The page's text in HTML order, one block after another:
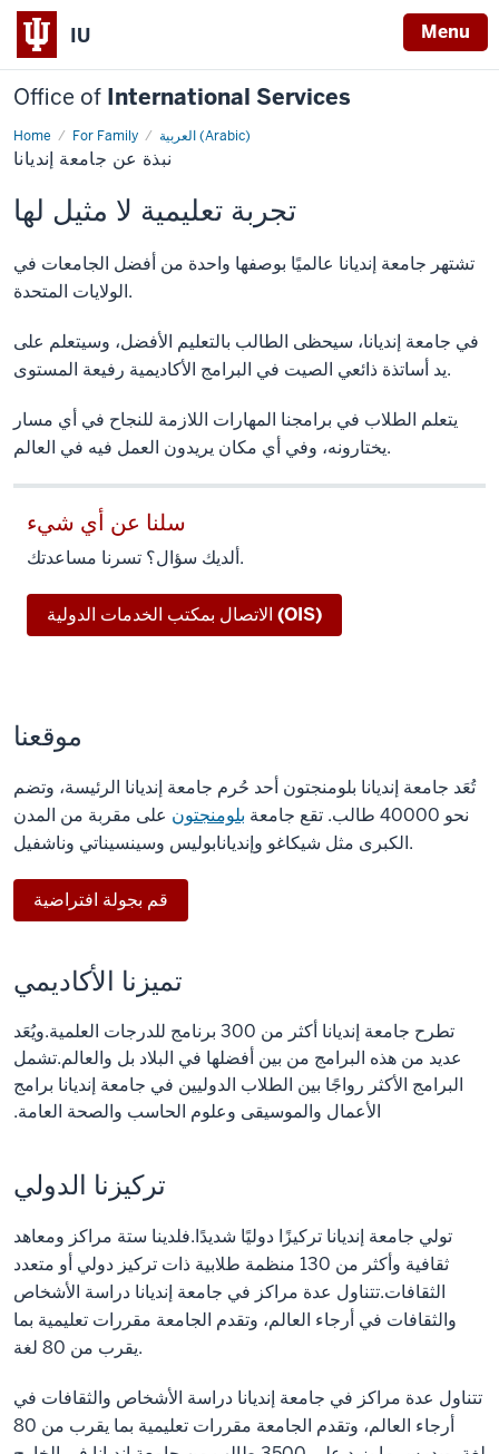
IU Menu
Office of International Services
Home For Family
العربية (Arabic)
نبذة
عن
إنديانا
نبذة عن جامعة إنديانا
تجربة تعليمية لا مثيل لها
تشتهر جامعة إنديانا عالميًا بوصفها واحدة من أفضل الجامعات في
الولايات المتحدة.
في جامعة إنديانا، سيحظى الطالب بالتعليم الأفضل، وسيتعلم على
يد أساتذة ذائعي الصيت في البرامج الأكاديمية رفيعة المستوى.
يتعلم الطلاب في برامجنا المهارات اللازمة للنجاح في أي مسار
يختارونه، وفي أي مكان يريدون العمل فيه في العالم.
سلنا عن أي شيء
ألديك سؤال؟ تسرنا مساعدتك.
الاتصال بمكتب الخدمات الدولية (OIS)
موقعنا
تُعَد جامعة إنديانا بلومنجتون أحد حُرم جامعة إنديانا الرئيسة، وتضم
نحو 40000 طالب. تقع جامعة
بلومنجتون على مقربة من المدن
الكبرى مثل شيكاغو وإنديانابوليس وسينسيناتي وناشفيل.
قم بجولة افتراضية
تميزنا الأكاديمي
تطرح جامعة إنديانا أكثر من 300 برنامج للدرجات العلمية.ويُعَد
عديد من هذه البرامج من بين أفضلها في البلاد بل والعالم.تشمل
البرامج الأكثر رواجًا بين الطلاب الدوليين في جامعة إنديانا برامج
الأعمال والموسيقى وعلوم الحاسب والصحة العامة.
تركيزنا الدولي
تولي جامعة إنديانا تركيزًا دوليًا شديدًا.فلدينا ستة مراكز ومعاهد
ثقافية وأكثر من 130 منظمة طلابية ذات تركيز دولي أو متعدد
الثقافات.تتناول عدة مراكز في جامعة إنديانا دراسة الأشخاص
والثقافات في أرجاء العالم، وتقدم الجامعة مقررات تعليمية بما
يقرب من 80 لغة.
تتناول عدة مراكز في جامعة إنديانا دراسة الأشخاص والثقافات في
أرجاء العالم، وتقدم الجامعة مقررات تعليمية بما يقرب من 80